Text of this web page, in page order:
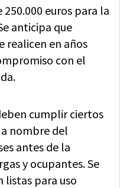
euros para la
anticipa que
realicen en años
con el
cumplir ciertos
nombre del
antes de la
y ocupantes. Se
listas para uso